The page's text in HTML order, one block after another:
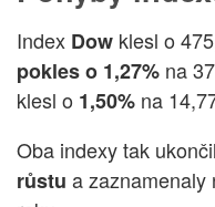
Index Dow klesl o
pokles o 1,27% na
klesl o 1,50% na
Oba indexy tak
růstu a zaznamenaly